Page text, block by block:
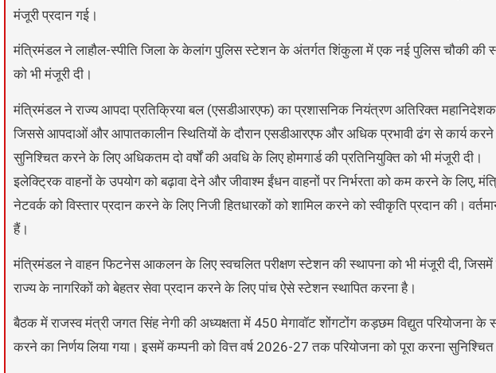
मंजूरी प्रदान गई।
मंत्रिमंडल ने लाहौल-स्पीति जिला के केलांग पुलिस स्टेशन के अंतर्गत शिंकुला में एक नई पुलिस चौकी की
को भी मंजूरी दी।
मंत्रिमंडल ने राज्य आपदा प्रतिक्रिया बल (एसडीआरएफ) का प्रशासनिक नियंत्रण अतिरिक्त महानिदेशक
जिससे आपदाओं और आपातकालीन स्थितियों के दौरान एसडीआरएफ और अधिक प्रभावी ढंग से कार्य
सुनिश्चित करने के लिए अधिकतम दो वर्षों की अवधि के लिए होमगार्ड की प्रतिनियुक्ति को भी मंजूरी दी।
इलेक्ट्रिक वाहनों के उपयोग को बढ़ावा देने और जीवाश्म ईंधन वाहनों पर निर्भरता को कम करने के लिए,
नेटवर्क को विस्तार प्रदान करने के लिए निजी हितधारकों को शामिल करने को स्वीकृति प्रदान की।
हैं।
मंत्रिमंडल ने वाहन फिटनेस आकलन के लिए स्वचलित परीक्षण स्टेशन की स्थापना को भी मंजूरी दी,
राज्य के नागरिकों को बेहतर सेवा प्रदान करने के लिए पांच ऐसे स्टेशन स्थापित करना है।
बैठक में राजस्व मंत्री जगत सिंह नेगी की अध्यक्षता में 450 मेगावॉट शोंगटोंग कड़छम विद्युत परियोजना के
करने का निर्णय लिया गया। इसमें कम्पनी को वित्त वर्ष 2026-27 तक परियोजना को पूरा करना